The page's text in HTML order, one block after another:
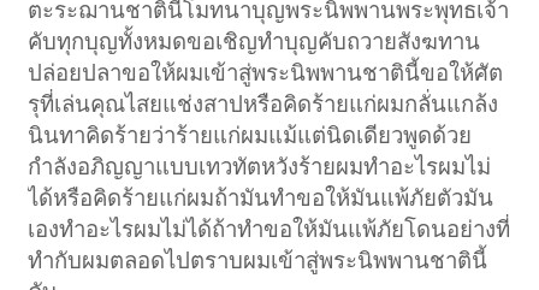
ตะระฌานชาตินี้โมทนาบุญพระนิพพานพระพุทธเจ้า
คับทุกบุญทั้งหมดขอเชิญทำบุญคับถวายสังฆทาน
ปล่อยปลาขอให้ผมเข้าสู่พระนิพพานชาตินี้ขอให้ศัต
รุที่เล่นคุณไสยแช่งสาปหรือคิดร้ายแก่ผมกลั่นแกล้ง
นินทาคิดร้ายว่าร้ายแก่ผมแม้แต่นิดเดียวพูดด้วย
กำลังอภิญญาแบบเทวทัตหวังร้ายผมทำอะไรผมไม่
ได้หรือคิดร้ายแก่ผมถ้ามันทำขอให้มันแพ้ภัยตัวมัน
เองทำอะไรผมไม่ได้ถ้าทำขอให้มันแพ้ภัยโดนอย่างที่
ทำกับผมตลอดไปตราบผมเข้าสู่พระนิพพานชาตินี้